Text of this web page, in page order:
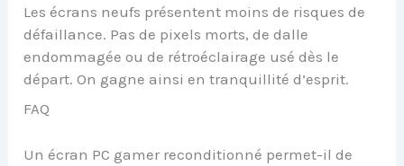
Les écrans neufs présentent moins de risques de
défaillance. Pas de pixels morts, de dalle
endommagée ou de rétroéclairage usé dès le
départ. On gagne ainsi en tranquillité d’esprit.
FAQ
Un écran PC gamer reconditionné permet-il de